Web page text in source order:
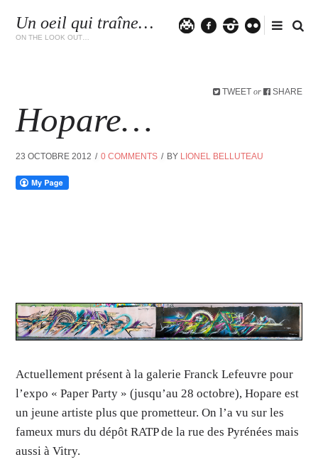
Un oeil qui traîne…
ON THE LOOK OUT…
TWEET or SHARE
Hopare…
23 OCTOBRE 2012 0 COMMENTS BY LIONEL BELLUTEAU
Actuellement présent à la galerie Franck Lefeuvre pour
l’expo « Paper Party » (jusqu’au 28 octobre), Hopare est
un jeune artiste plus que prometteur. On l’a vu sur les
fameux murs du dépôt RATP de la rue des Pyrénées mais
aussi à Vitry.